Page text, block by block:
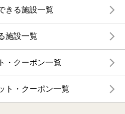
きる施設一覧
施設一覧
・クーポン一覧
ト・クーポン一覧